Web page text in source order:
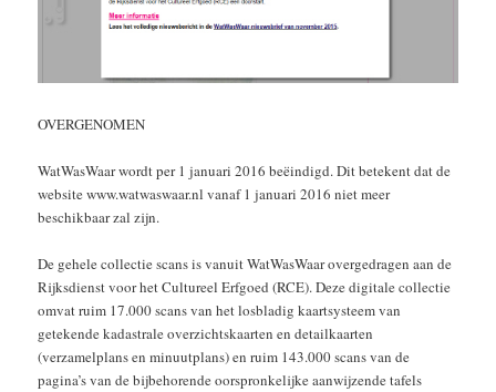
OVERGENOMEN
WatWasWaar wordt per 1 januari 2016 beëindigd. Dit betekent dat de
website www.watwaswaar.nl vanaf 1 januari 2016 niet meer
beschikbaar zal zijn.
De gehele collectie scans is vanuit WatWasWaar overgedragen aan de
Rijksdienst voor het Cultureel Erfgoed (RCE). Deze digitale collectie
omvat ruim 17.000 scans van het losbladig kaartsysteem van
getekende kadastrale overzichtskaarten en detailkaarten
(verzamelplans en minuutplans) en ruim 143.000 scans van de
pagina’s van de bijbehorende oorspronkelijke aanwijzende tafels